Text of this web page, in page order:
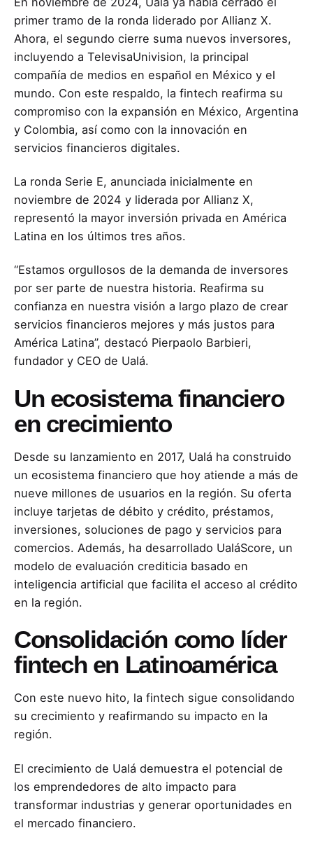
primer tramo de la ronda liderado por Allianz X.
Ahora, el segundo cierre suma nuevos inversores,
incluyendo a TelevisaUnivision, la principal
compañía de medios en español en México y el
mundo. Con este respaldo, la fintech reafirma su
compromiso con la expansión en México, Argentina
y Colombia, así como con la innovación en
servicios financieros digitales.
La ronda Serie E, anunciada inicialmente en
noviembre de 2024 y liderada por Allianz X,
representó la mayor inversión privada en América
Latina en los últimos tres años.
“Estamos orgullosos de la demanda de inversores
por ser parte de nuestra historia. Reafirma su
confianza en nuestra visión a largo plazo de crear
servicios financieros mejores y más justos para
América Latina”, destacó Pierpaolo Barbieri,
fundador y CEO de Ualá.
Un ecosistema financiero
en crecimiento
Desde su lanzamiento en 2017, Ualá ha construido
un ecosistema financiero que hoy atiende a más de
nueve millones de usuarios en la región. Su oferta
incluye tarjetas de débito y crédito, préstamos,
inversiones, soluciones de pago y servicios para
comercios. Además, ha desarrollado UaláScore, un
modelo de evaluación crediticia basado en
inteligencia artificial que facilita el acceso al crédito
en la región.
Consolidación como líder
fintech en Latinoamérica
Con este nuevo hito, la fintech sigue consolidando
su crecimiento y reafirmando su impacto en la
región.
El crecimiento de Ualá demuestra el potencial de
los emprendedores de alto impacto para
transformar industrias y generar oportunidades en
el mercado financiero.